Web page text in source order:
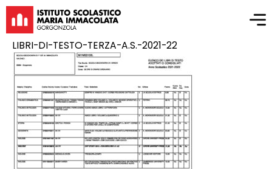
LIBRI-DI-TESTO-TERZA-A.S.-2021-22